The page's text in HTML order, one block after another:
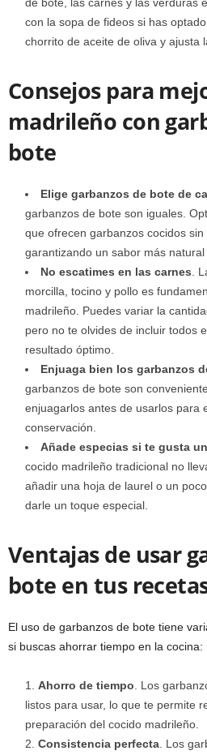
con la sopa de fideos si has
chorrito de aceite de oliva y ajusta
Consejos para
madrileño con
bote
Elige garbanzos de bote de
garbanzos de bote son iguales.
que ofrecen garbanzos cocidos sin
garantizando un sabor más natural
No escatimes en las carnes .
morcilla, tocino y pollo es
madrileño. Puedes variar la
pero no te olvides de incluir todos
resultado óptimo.
Enjuaga bien los garbanzos
garbanzos de bote son
enjuagarlos antes de usarlos para
conservación.
Añade especias si te gusta
cocido madrileño tradicional no
añadir una hoja de laurel o un
darle un toque especial.
Ventajas de usar
bote en tus
El uso de garbanzos de bote tiene
si buscas ahorrar tiempo en la cocina:
Ahorro de tiempo . Los
listos para usar, lo que te permite
preparación del cocido madrileño.
Consistencia perfecta . Los